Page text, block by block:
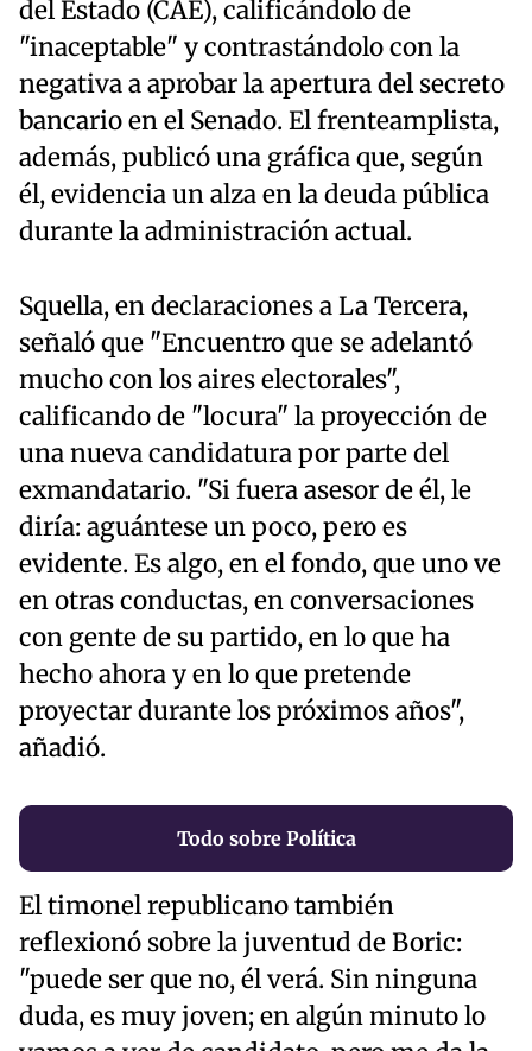
del Estado (CAE), calificándolo de
"inaceptable" y contrastándolo con la
negativa a aprobar la apertura del secreto
bancario en el Senado. El frenteamplista,
además, publicó una gráfica que, según
él, evidencia un alza en la deuda pública
durante la administración actual.
Squella, en declaraciones a La Tercera,
señaló que "Encuentro que se adelantó
mucho con los aires electorales",
calificando de "locura" la proyección de
una nueva candidatura por parte del
exmandatario. "Si fuera asesor de él, le
diría: aguántese un poco, pero es
evidente. Es algo, en el fondo, que uno ve
en otras conductas, en conversaciones
con gente de su partido, en lo que ha
hecho ahora y en lo que pretende
proyectar durante los próximos años",
añadió.
Todo sobre Política
El timonel republicano también
reflexionó sobre la juventud de Boric:
"puede ser que no, él verá. Sin ninguna
duda, es muy joven; en algún minuto lo